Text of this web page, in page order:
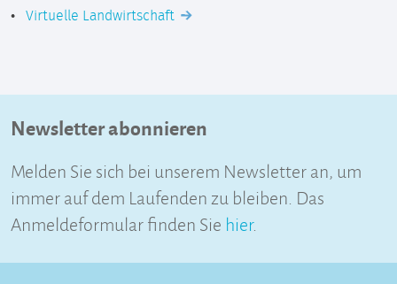
Virtuelle Landwirtschaft
Newsletter abonnieren
Melden Sie sich bei unserem Newsletter an, um
immer auf dem Laufenden zu bleiben. Das
Anmeldeformular finden Sie hier.